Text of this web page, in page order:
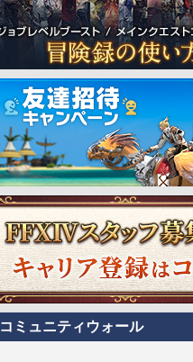
コミュニティウォール